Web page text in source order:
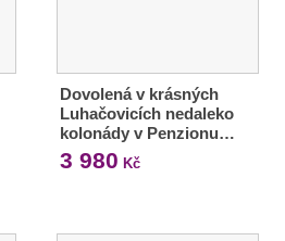
Dovolená v krásných
Luhačovicích nedaleko
kolonády v Penzionu…
3 980 Kč